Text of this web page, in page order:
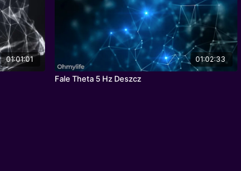
01:01:01 01:02:33
Fale Theta 5 Hz Deszcz